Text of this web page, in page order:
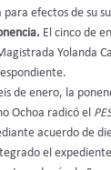
para efectos de su
El cinco de
Yolanda
de enero, la
Ochoa radicó el
acuerdo de
el